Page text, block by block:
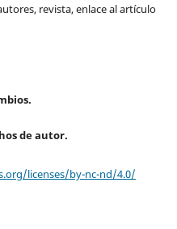
revista, enlace al artículo
de autor.
licenses/by-nc-nd/4.0/